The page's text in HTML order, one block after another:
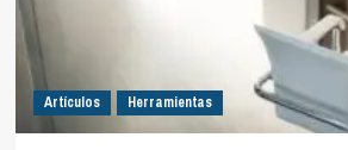
Artículos Herramientas